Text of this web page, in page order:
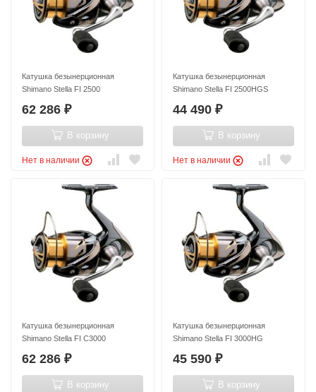
Катушка безынерционная
Shimano Stella FI 2500
62 286 ₽
В корзину
Нет в наличии
Катушка безынерционная
Shimano Stella FI 2500HGS
44 490 ₽
В корзину
Нет в наличии
Катушка безынерционная
Shimano Stella FI C3000
62 286 ₽
В корзину
Катушка безынерционная
Shimano Stella FI 3000HG
45 590 ₽
В корзину